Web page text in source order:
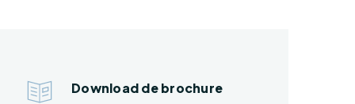
Download de brochure